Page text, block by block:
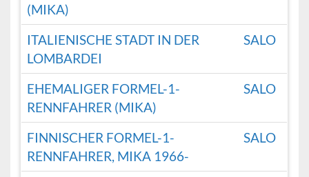
(MIKA)
ITALIENISCHE STADT IN DER
LOMBARDEI
SALO
EHEMALIGER FORMEL-1-
RENNFAHRER (MIKA)
SALO
FINNISCHER FORMEL-1-
RENNFAHRER, MIKA 1966-
SALO